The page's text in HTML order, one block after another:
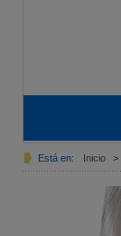
Está en: Inicio >